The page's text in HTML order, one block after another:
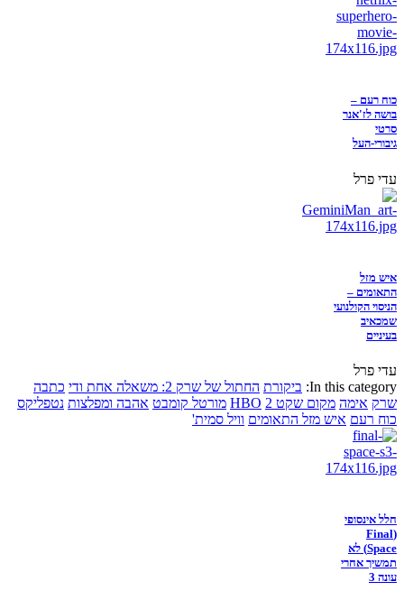
כוח רעם –
בושה לז'אנר
סרטי
גיבורי-העל
עדי פרל
איש מזל
התאומים –
הניסוי הקולנועי
שמכאיב
בעיניים
עדי פרל
In this category: ביקורת החתול של שרק 2: משאלה אחת ודי
כתבה
שרק אימה מקום שקט 2 HBO מורטל קומבט אהבה ומפלצות נטפליקס
כוח רעם איש מזל התאומים וויל סמית'
חלל אינסופי
(Final
Space) לא
תמשיך אחרי
עונה 3